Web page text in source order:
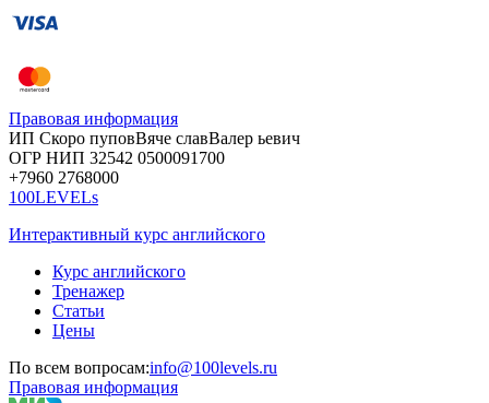
Правовая информация
ИП Скоро пуповВяче славВалер ьевич
ОГР НИП 32542 0500091700
+7960 2768000
100LEVELs
Интерактивный курс английского
Курс английского
Тренажер
Статьи
Цены
По всем вопросам:info@100levels.ru
Правовая информация